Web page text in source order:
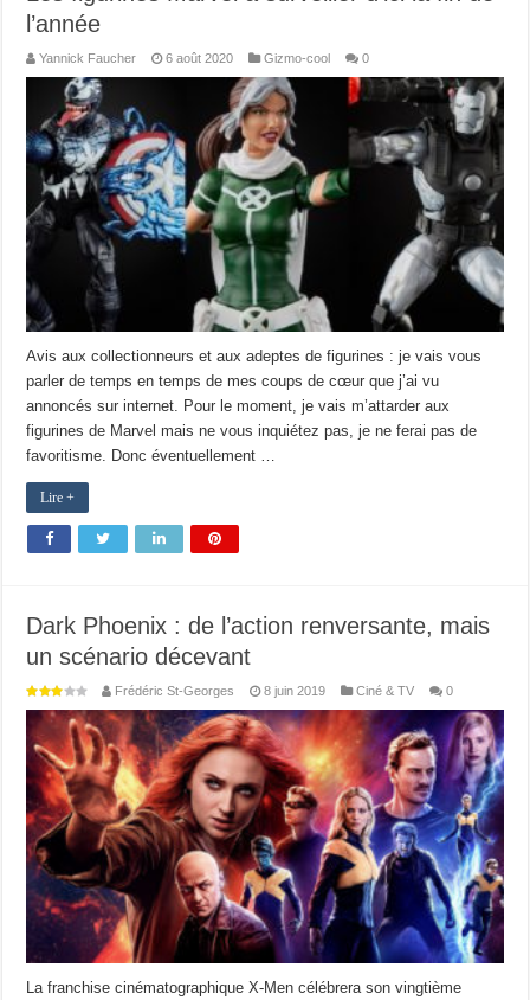
l’année
Yannick Faucher 6 août 2020 Gizmo-cool 0
Avis aux collectionneurs et aux adeptes de figurines : je vais vous
parler de temps en temps de mes coups de cœur que j’ai vu
annoncés sur internet. Pour le moment, je vais m’attarder aux
figurines de Marvel mais ne vous inquiétez pas, je ne ferai pas de
favoritisme. Donc éventuellement …
Lire +
Dark Phoenix : de l’action renversante, mais
un scénario décevant
Frédéric St-Georges 8 juin 2019 Ciné & TV 0
La franchise cinématographique X-Men célébrera son vingtième